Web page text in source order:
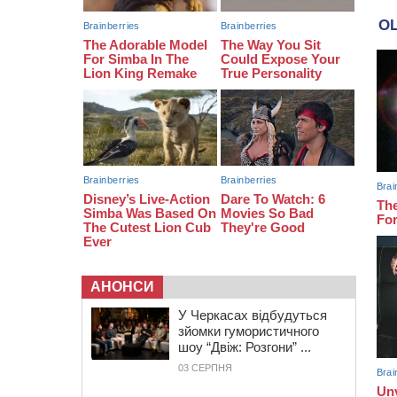
08:57 На Уманщині підрядника
зобов’язали сплатити понад 670
тис грн штрафу за незаконні зміни
до договору
08:20
Обрано претендента на посаду
директора Мокрокалигірського
психоневрологічного інтернату
АНОНСИ
У Черкасах відбудуться
зйомки гумористичного
шоу “Двіж: Розгони” ...
03 СЕРПНЯ